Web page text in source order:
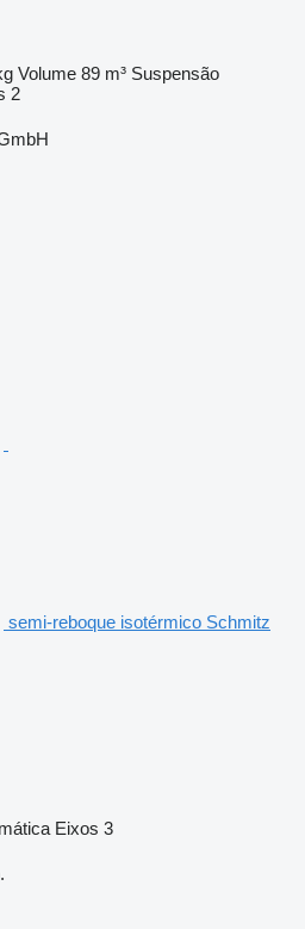
Volume 89 m³ Suspensão
2
semi-reboque isotérmico Schmitz
Eixos 3